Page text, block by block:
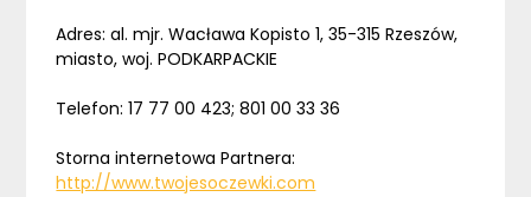
Adres: al. mjr. Wacława Kopisto 1, 35-315 Rzeszów,
miasto, woj. PODKARPACKIE
Telefon: 17 77 00 423; 801 00 33 36
Storna internetowa Partnera:
http://www.twojesoczewki.com